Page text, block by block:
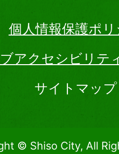
個人情報保護ポ
アクセシビリテ
サイトマップ
© Shiso City, All